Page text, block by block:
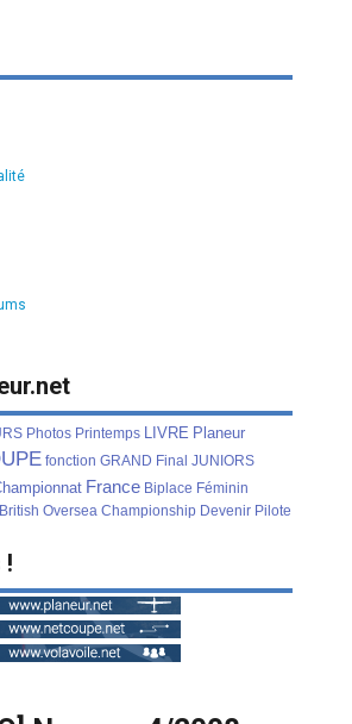
Photos Printemps LIVRE Planeur
fonction GRAND Final JUNIORS
France Biplace Féminin
British Oversea Championship Devenir Pilote
!